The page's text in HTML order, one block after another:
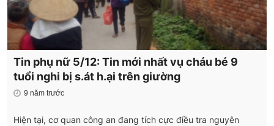
Tin phụ nữ 5/12: Tin mới nhất vụ cháu bé 9
tuổi nghi bị s.át h.ại trên giường
9 năm trước
Hiện tại, cơ quan công an đang tích cực điều tra nguyên